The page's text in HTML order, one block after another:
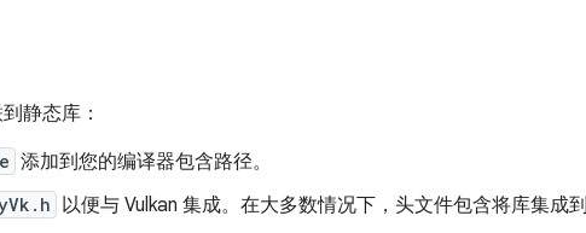
静态库：
添加到您的编译器包含路径。
以便与 Vulkan 集成。在大多数情况下，头文件包含将库集成